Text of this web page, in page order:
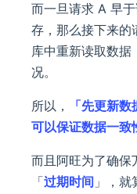
而一旦请求 A 早
存，那么接下来的
库中重新读取数
况。
所以，
「先更新
可以保证数据一致
而且阿旺为了确保
「过期时间 」，